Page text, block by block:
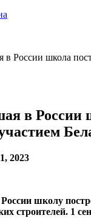
в России школа
в России
2023
школу
строителей. 1